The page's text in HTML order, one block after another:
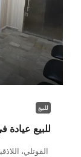
للبيع
للبيع عيادة
القوتلي،